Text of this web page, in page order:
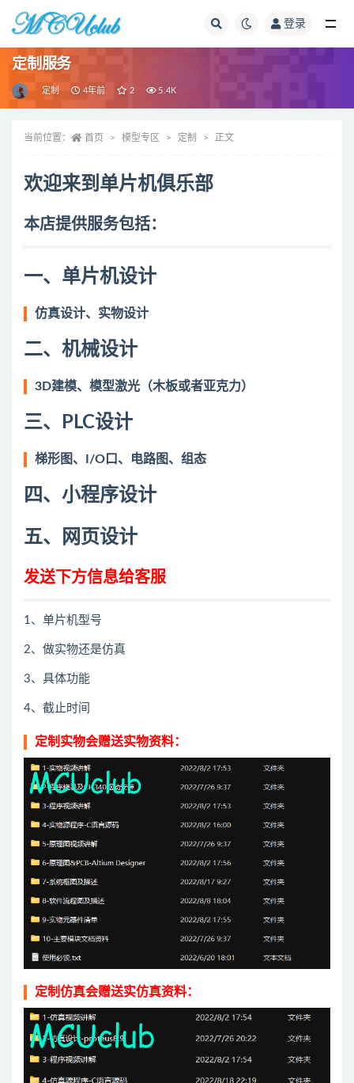
登录
定制服务
定制 4年前 2 5.4K
当前位置： 首页 模型专区 定制 正文
欢迎来到单片机俱乐部
本店提供服务包括：
一、单片机设计
仿真设计、实物设计
二、机械设计
3D建模、模型激光（木板或者亚克力）
三、PLC设计
梯形图、I/O口、电路图、组态
四、小程序设计
五、网页设计
发送下方信息给客服
1、单片机型号
2、做实物还是仿真
3、具体功能
4、截止时间
定制实物会赠送实物资料：
定制仿真会赠送实仿真资料：